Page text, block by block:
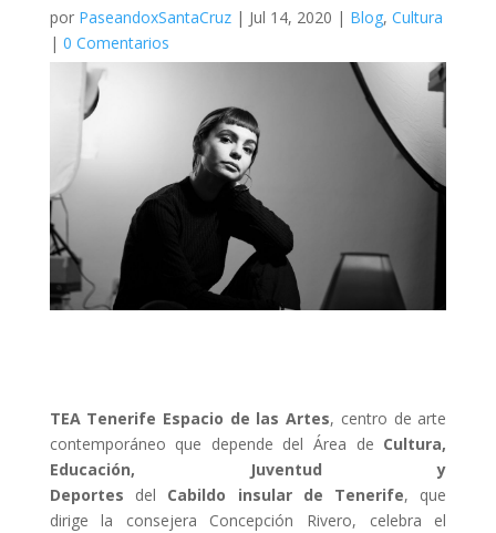
por PaseandoxSantaCruz| Jul 14, 2020 | Blog, Cultura
| 0 Comentarios
TEA Tenerife Espacio de las Artes, centro de arte
contemporáneo que depende del Área de Cultura,
Educación, Juventud y
Deportes del Cabildo insular de Tenerife, que
dirige la consejera Concepción Rivero, celebra el